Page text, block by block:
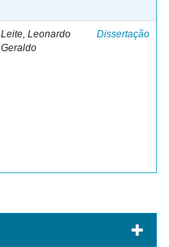
Leite, Leonardo
Geraldo
Dissertação